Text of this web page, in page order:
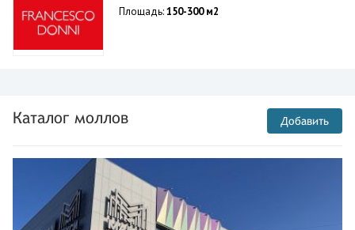
Площадь:150-300 м2
Каталог моллов Добавить